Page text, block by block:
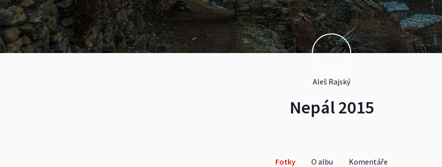
Aleš Rajský
Nepál 2015
Fotky O albu Komentáře